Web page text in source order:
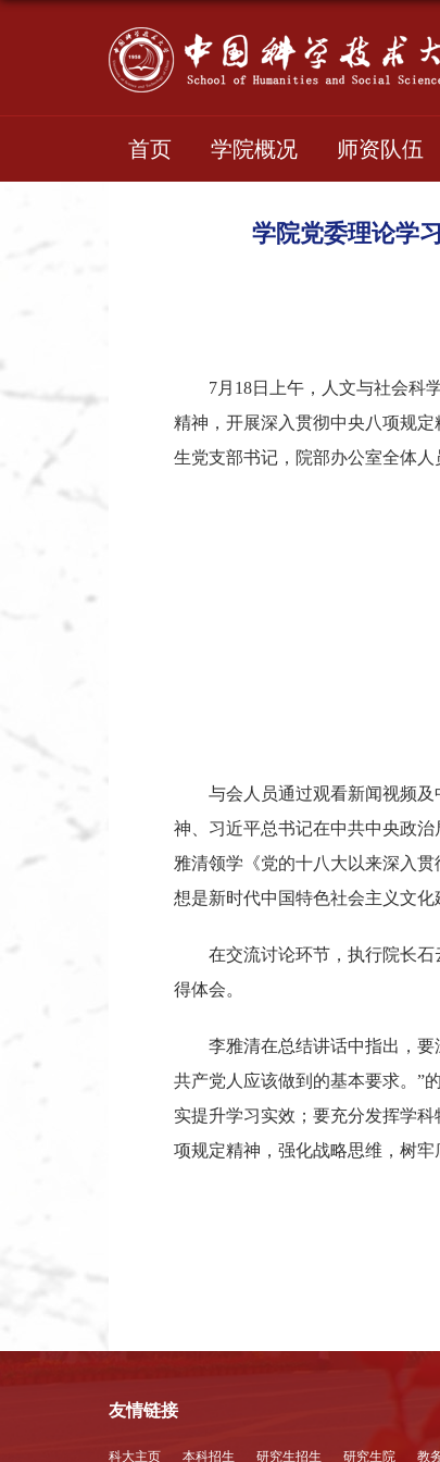
首页 学院概况 师资队伍
学院党委理论学
7月18日上午，人文与社会科
精神，开展深入贯彻中央八项规
生党支部书记，院部办公室全体人
与会人员通过观看新闻视频
神、习近平总书记在中共中央政
雅清领学《党的十八大以来深入
想是新时代中国特色社会主义文
在交流讨论环节，执行院长
得体会。
李雅清在总结讲话中指出，
共产党人应该做到的基本要求。”
实提升学习实效；要充分发挥学
项规定精神，强化战略思维，树
友情链接
科大主页 本科招生 研究生招生 研究生院 教